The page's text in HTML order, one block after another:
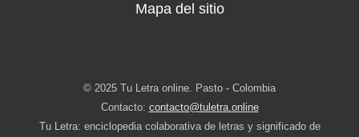
Mapa del sitio
© 2025 Tu Letra online. Pasto - Colombia
Contacto: contacto@tuletra.online
Tu Letra: enciclopedia colaborativa de letras y significado de